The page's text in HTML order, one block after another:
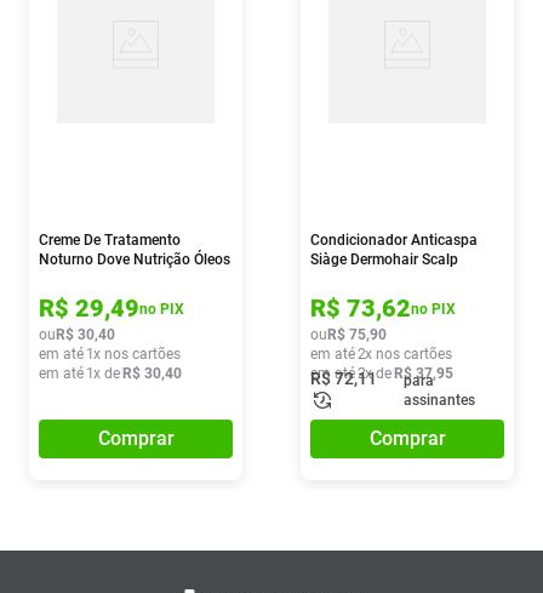
Creme De Tratamento
Noturno Dove Nutrição Óleos
R$ 29,49no PIX
ou R$ 30,40
em até 1x nos cartões
em até 1x de R$ 30,40
Comprar
Condicionador Anticaspa
Siàge Dermohair Scalp
R$ 73,62no PIX
ou R$ 75,90
em até2x nos cartões
em até2x de R$ 37,95
R$72,11
para
assinantes
Comprar